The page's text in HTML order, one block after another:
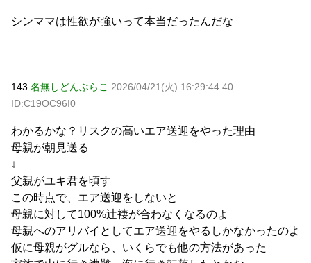
シンママは性欲が強いって本当だったんだな
143 名無しどんぶらこ 2026/04/21(火) 16:29:44.40
ID:C19OC96I0
わかるかな？リスクの高いエア送迎をやった理由
母親が朝見送る
↓
父親がユキ君を頃す
この時点で、エア送迎をしないと
母親に対して100%辻褄が合わなくなるのよ
母親へのアリバイとしてエア送迎をやるしかなかったのよ
仮に母親がグルなら、いくらでも他の方法があった